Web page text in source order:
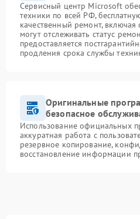
Сервисный центр Microsoft
техники по всей РФ,
качественный ремонт,
могут отслеживать статус
предоставляется
продления срока службы
Оригинальные
безопасное
Использование официальных
аккуратная работа с
резервное копирование,
восстановление информации